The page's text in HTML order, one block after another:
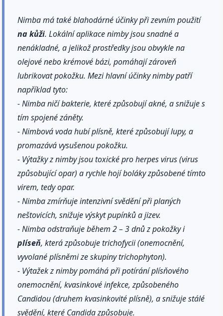
Nimba má také blahodárné účinky při zevním použití
na kůži. Lokální aplikace nimby jsou snadné a
nenákladné, a jelikož prostředky jsou obvykle na
olejové nebo krémové bázi, pomáhají zároveň
lubrikovat pokožku. Mezi hlavní účinky nimby patří
například tyto:
- Nimba ničí bakterie, které způsobují akné, a snižuje s
tím spojené záněty.
- Nimbová voda hubí plísně, které způsobují lupy, a
promazává vysušenou pokožku.
- Výtažky z nimby jsou toxické pro herpes virus (virus
způsobující opar) a rychle hojí boláky způsobené tímto
virem, tedy opar.
- Nimba zmírňuje intenzivní svědění při planých
neštovicích, snižuje výskyt pupínků a jizev.
- Nimba odstraňuje během 2 – 3 dnů z pokožky i
plíseň, která způsobuje trichofycii (onemocnění,
vyvolané plísněmi ze skupiny trichophyton).
- Výtažek z nimby pomáhá při potírání plísňového
onemocnění, kvasinkové infekce, způsobeného
Candidou (druhem kvasinkovité plísně), a snižuje stálé
svědění, které Candida způsobuje.